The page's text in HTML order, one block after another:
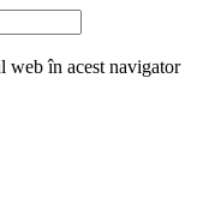
web în acest navigator